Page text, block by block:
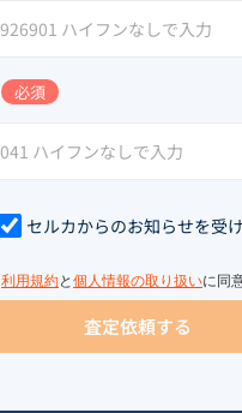
必須
セルカからのお知らせを受
利用規約と 個人情報の取り扱いに同
査定依頼する